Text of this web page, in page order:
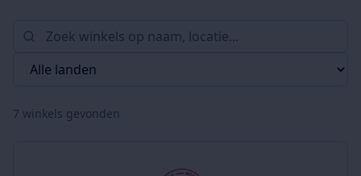
7 winkels gevonden